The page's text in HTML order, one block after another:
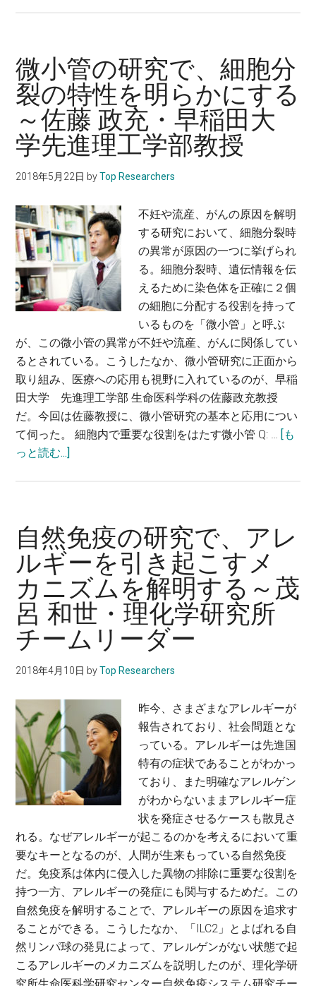
田
泰
己・
東
授
ー
ズ
に
即
し、
ー
ジ
ン
グ
技
術
を
自
ら
の
手
で
生
西
村
智・
自
治
医
微小管の研究で、細胞分
裂の特性を明らかにする
～佐藤 政充・早稲田大
学先進理工学部教授
2018年5月22日 byTop Researchers
不妊や流産、がんの原因を解明
する研究において、細胞分裂時
の異常が原因の一つに挙げられ
る。細胞分裂時、遺伝情報を伝
えるために染色体を正確に２個
の細胞に分配する役割を持って
いるものを「微小管」と呼ぶ
が、この微小管の異常が不妊や流産、がんに関係してい
るとされている。こうしたなか、微小管研究に正面から
取り組み、医療への応用も視野に入れているのが、早稲
田大学 先進理工学部 生命医科学科の佐藤政充教授
だ。今回は佐藤教授に、微小管研究の基本と応用につい
て伺った。 細胞内で重要な役割をはたす微小管 Q: …
[も
っと読む...]
の
研
究
で、
細
分
の
を
明
ら
か
に
る
～
佐
藤
政
充・
早
稲
自然免疫の研究で、アレ
ルギーを引き起こすメ
カニズムを解明する～茂
呂 和世・理化学研究所
チームリーダー
2018年4月10日 byTop Researchers
昨今、さまざまなアレルギーが
報告されており、社会問題とな
っている。アレルギーは先進国
特有の症状であることがわかっ
ており、また明確なアレルゲン
がわからないままアレルギー症
状を発症させるケースも散見さ
れる。なぜアレルギーが起こるのかを考えるにおいて重
要なキーとなるのが、人間が生来もっている自然免疫
だ。免疫系は体内に侵入した異物の排除に重要な役割を
持つ一方、アレルギーの発症にも関与するためだ。この
自然免疫を解明することで、アレルギーの原因を追求す
ることができる。こうしたなか、「ILC2」とよばれる自
然リンパ球の発見によって、アレルゲンがない状態で起
こるアレルギーのメカニズムを説明したのが、理化学研